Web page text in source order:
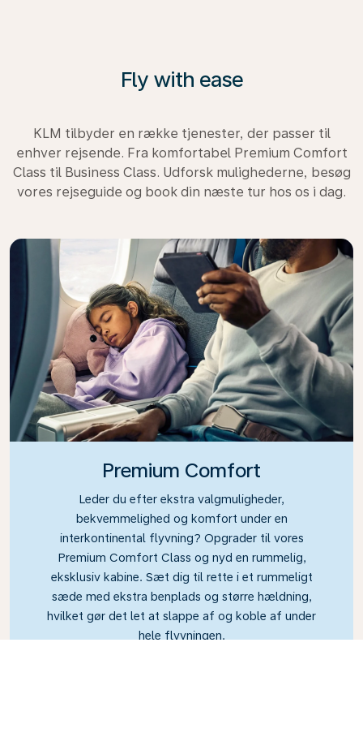
Fly with ease
KLM tilbyder en række tjenester, der passer til
enhver rejsende. Fra komfortabel Premium Comfort
Class til Business Class. Udforsk mulighederne, besøg
vores rejseguide og book din næste tur hos os i dag.
Premium Comfort
Leder du efter ekstra valgmuligheder,
bekvemmelighed og komfort under en
interkontinental flyvning? Opgrader til vores
Premium Comfort Class og nyd en rummelig,
eksklusiv kabine. Sæt dig til rette i et rummeligt
sæde med ekstra benplads og større hældning,
hvilket gør det let at slappe af og koble af under
hele flyvningen.